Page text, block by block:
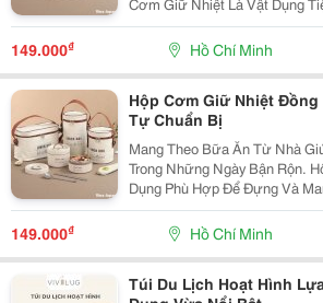
Xếp Và Mang Theo Nhiều
Phù Hợp Với Nhiều Lịch Trình Khác
Cơm...
149.000₫ Hồ Chí Minh
Hộp Cơm Giữ Nhiệt
Tự Chuẩn Bị
Mang Theo Bữa Ăn Từ Nhà
Trong Những Ngày Bận Rộn.
Dụng Phù Hợp Để Đựng Và
Đáp Ứng Nhu Cầu Sử Dụng
Hoặc Trong Những Chuyến Đi. Lựa Chọn Hộp Theo
Khẩu...
149.000₫ Hồ Chí Minh
Túi Du Lịch Hoạt Hình